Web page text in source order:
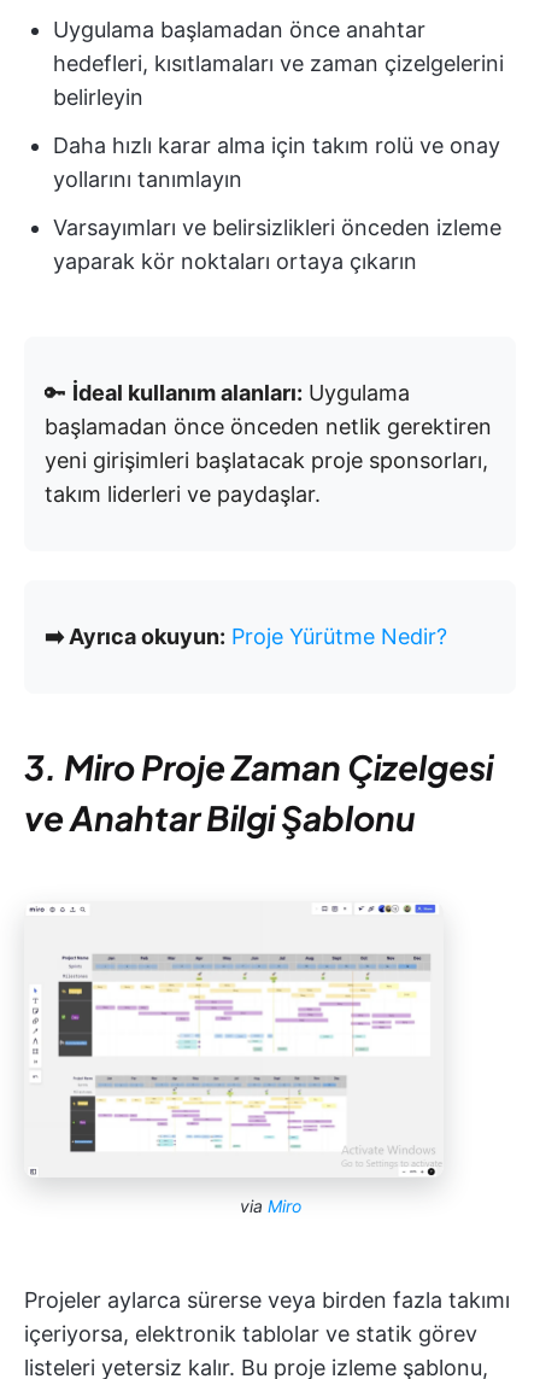
Uygulama başlamadan önce anahtar
hedefleri, kısıtlamaları ve zaman çizelgelerini
belirleyin
Daha hızlı karar alma için takım rolü ve onay
yollarını tanımlayın
Varsayımları ve belirsizlikleri önceden izleme
yaparak kör noktaları ortaya çıkarın
🔑 İdeal kullanım alanları: Uygulama
başlamadan önce önceden netlik gerektiren
yeni girişimleri başlatacak proje sponsorları,
takım liderleri ve paydaşlar.
➡️ Ayrıca okuyun: Proje Yürütme Nedir?
3. Miro Proje Zaman Çizelgesi
ve Anahtar Bilgi Şablonu
via Miro
Projeler aylarca sürerse veya birden fazla takımı
içeriyorsa, elektronik tablolar ve statik görev
listeleri yetersiz kalır. Bu proje izleme şablonu,